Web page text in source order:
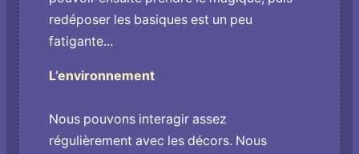
redéposer les basiques est un peu
fatigante...
L’environnement
Nous pouvons interagir assez
régulièrement avec les décors. Nous